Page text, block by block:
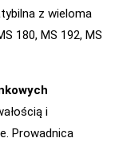
z wieloma
180, MS 192, MS
i
Prowadnica